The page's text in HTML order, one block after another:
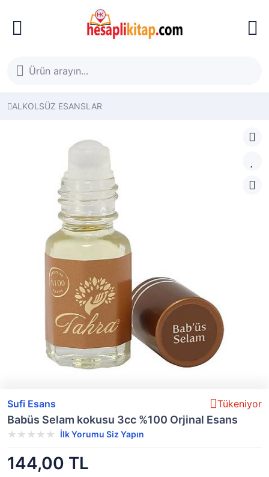
ALKOLSÜZ ESANSLAR
Sufi Esans Tükeniyor
Babüs Selam kokusu 3cc %100 Orjinal Esans
İlk Yorumu Siz Yapın
144,00 TL